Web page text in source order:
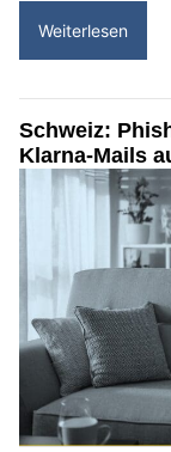
Weiterlesen
Schweiz:
Klarna-Mails